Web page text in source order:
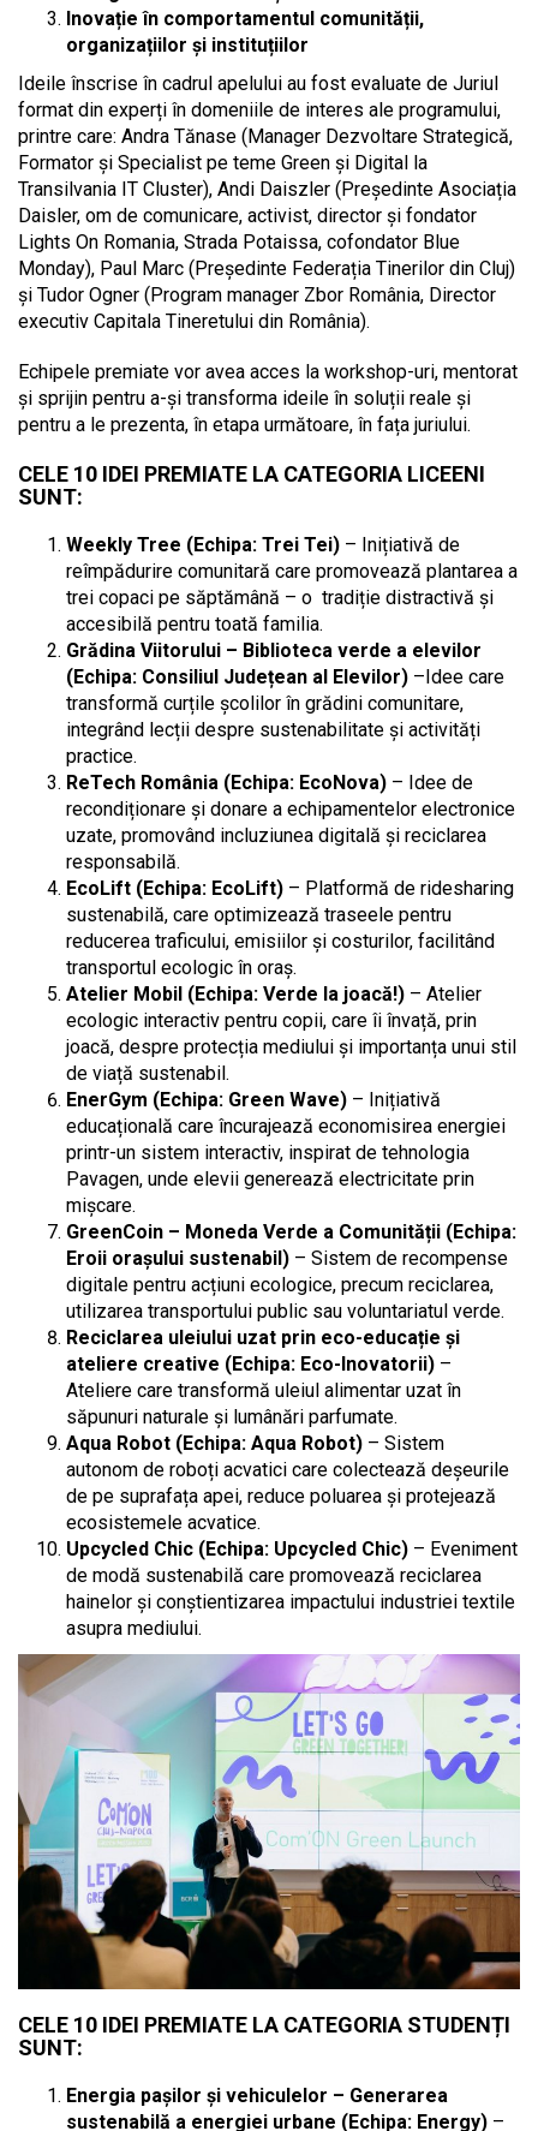
Inovație în comportamentul comunității,
organizațiilor și instituțiilor
Ideile înscrise în cadrul apelului au fost evaluate de Juriul
format din experți în domeniile de interes ale programului,
printre care: Andra Tănase (Manager Dezvoltare Strategică,
Formator și Specialist pe teme Green și Digital la
Transilvania IT Cluster), Andi Daiszler (Președinte Asociația
Daisler, om de comunicare, activist, director și fondator
Lights On Romania, Strada Potaissa, cofondator Blue
Monday), Paul Marc (Președinte Federația Tinerilor din Cluj)
și Tudor Ogner (Program manager Zbor România, Director
executiv Capitala Tineretului din România).
Echipele premiate vor avea acces la workshop-uri, mentorat
și sprijin pentru a-și transforma ideile în soluții reale și
pentru a le prezenta, în etapa următoare, în fața juriului.
CELE 10 IDEI PREMIATE LA CATEGORIA LICEENI
SUNT:
Weekly Tree (Echipa: Trei Tei) – Inițiativă de
reîmpădurire comunitară care promovează plantarea a
trei copaci pe săptămână – o tradiție distractivă și
accesibilă pentru toată familia.
Grădina Viitorului – Biblioteca verde a elevilor
(Echipa: Consiliul Județean al Elevilor) –Idee care
transformă curțile școlilor în grădini comunitare,
integrând lecții despre sustenabilitate și activități
practice.
ReTech România (Echipa: EcoNova) – Idee de
recondiționare și donare a echipamentelor electronice
uzate, promovând incluziunea digitală și reciclarea
responsabilă.
EcoLift (Echipa: EcoLift) – Platformă de ridesharing
sustenabilă, care optimizează traseele pentru
reducerea traficului, emisiilor și costurilor, facilitând
transportul ecologic în oraș.
Atelier Mobil (Echipa: Verde la joacă!) – Atelier
ecologic interactiv pentru copii, care îi învață, prin
joacă, despre protecția mediului și importanța unui stil
de viață sustenabil.
EnerGym (Echipa: Green Wave) – Inițiativă
educațională care încurajează economisirea energiei
printr-un sistem interactiv, inspirat de tehnologia
Pavagen, unde elevii generează electricitate prin
mișcare.
GreenCoin – Moneda Verde a Comunității (Echipa:
Eroii orașului sustenabil) – Sistem de recompense
digitale pentru acțiuni ecologice, precum reciclarea,
utilizarea transportului public sau voluntariatul verde.
Reciclarea uleiului uzat prin eco-educație și
ateliere creative (Echipa: Eco-Inovatorii) –
Ateliere care transformă uleiul alimentar uzat în
săpunuri naturale și lumânări parfumate.
Aqua Robot (Echipa: Aqua Robot) – Sistem
autonom de roboți acvatici care colectează deșeurile
de pe suprafața apei, reduce poluarea și protejează
ecosistemele acvatice.
Upcycled Chic (Echipa: Upcycled Chic) – Eveniment
de modă sustenabilă care promovează reciclarea
hainelor și conștientizarea impactului industriei textile
asupra mediului.
CELE 10 IDEI PREMIATE LA CATEGORIA STUDENȚI
SUNT:
Energia pașilor și vehiculelor – Generarea
sustenabilă a energiei urbane (Echipa: Energy) –